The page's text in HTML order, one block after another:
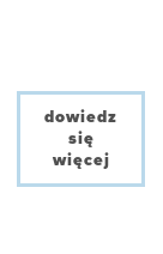
dowiedz
się
więcej